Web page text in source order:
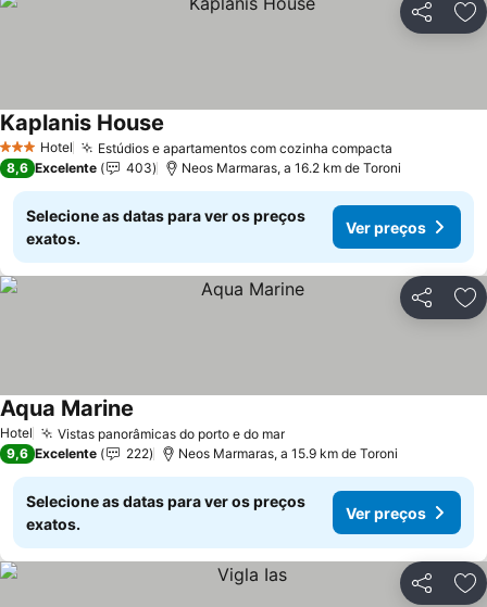
Partilhar
3 EstrelasHotel Estúdios e apartamentos com cozinha compacta
Kaplanis House
8,6 Excelente 403 Neos Marmaras, a 16.2 km de Toroni
Selecione as datas para ver os preços
exatos.
Ver preços
Partilhar
Hotel Vistas panorâmicas do porto e do mar
Aqua Marine
9,6 Excelente 222 Neos Marmaras, a 15.9 km de Toroni
Selecione as datas para ver os preços
exatos.
Ver preços
Partilhar